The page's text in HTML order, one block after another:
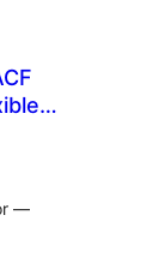
—